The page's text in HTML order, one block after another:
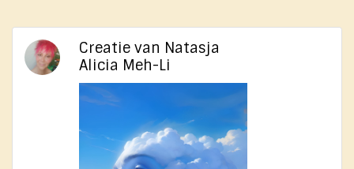
Creatie van Natasja
Alicia Meh-Li